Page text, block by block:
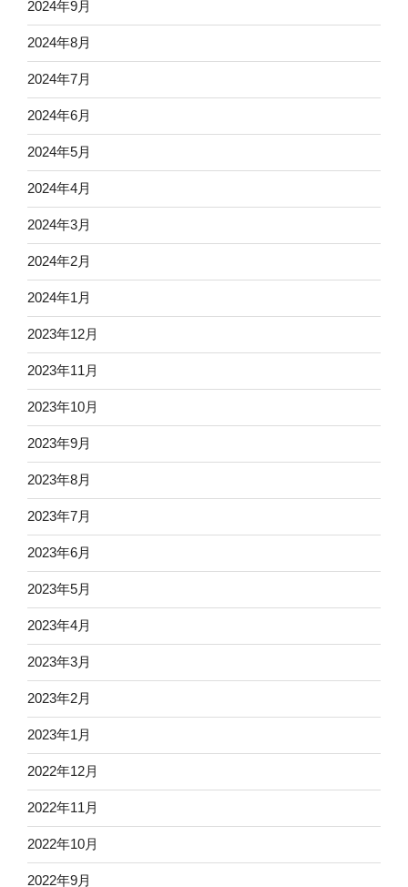
2024年9月
2024年8月
2024年7月
2024年6月
2024年5月
2024年4月
2024年3月
2024年2月
2024年1月
2023年12月
2023年11月
2023年10月
2023年9月
2023年8月
2023年7月
2023年6月
2023年5月
2023年4月
2023年3月
2023年2月
2023年1月
2022年12月
2022年11月
2022年10月
2022年9月